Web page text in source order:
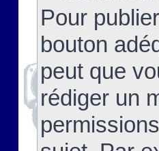
Pour
bouton
peut que
rédiger un